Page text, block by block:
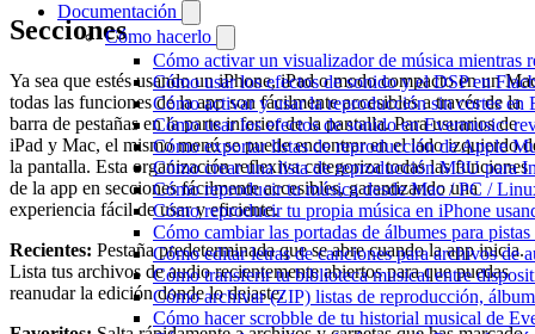
Documentación
Cómo hacerlo
Cómo activar un visualizador de música mientras
Cómo usar los efectos de sonido y el DSP en
Cómo activar y usar la reproducción sin cortes en
Cómo usar los efectos de sonido en Evermusic:
Cómo exportar listas de reproducción de Apple
Cómo crear una lista de reproducción M3U para
Cómo reproducir tu música desde Mac / PC /
Cómo reproducir tu propia música en iPhone
Cómo cambiar las portadas de álbumes para
Cómo editar letras de canciones para archivos de
Cómo transferir tu biblioteca musical entre
Cómo archivar (ZIP) listas de reproducción,
Cómo hacer scrobble de tu historial musical de
Secciones
Ya sea que estés usando un iPhone, iPad o modo compacto en un
todas las funciones de la app son fácilmente accesibles a través de la
barra de pestañas en la parte inferior de la pantalla. Para usuarios de
iPad y Mac, el mismo menú se puede encontrar en el lado izquierdo
la pantalla. Esta organización reflexiva categoriza todas las funciones
de la app en secciones fácilmente accesibles, garantizando una
experiencia fácil de usar y eficiente.
Recientes: Pestaña predeterminada que se abre cuando la app inicia.
Lista tus archivos de audio recientemente abiertos para que puedas
reanudar la edición donde lo dejaste.